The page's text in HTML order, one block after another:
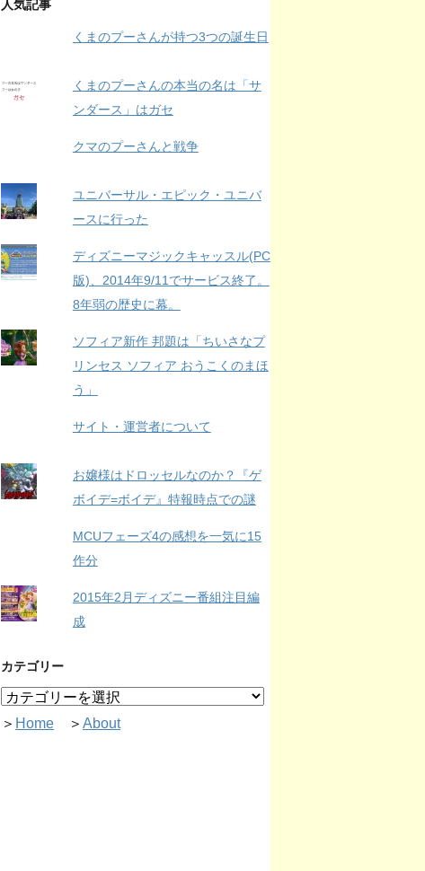
人気記事
くまのプーさんが持つ3つの誕生日
くまのプーさんの本当の名は「サ
ンダース」はガセ
クマのプーさんと戦争
ユニバーサル・エピック・ユニバ
ースに行った
ディズニーマジックキャッスル(PC
版)、2014年9/11でサービス終了。
8年弱の歴史に幕。
ソフィア新作 邦題は「ちいさなプ
リンセス ソフィア おうこくのまほ
う」
サイト・運営者について
お嬢様はドロッセルなのか？『ゲ
ボイデ=ボイデ』特報時点での謎
MCUフェーズ4の感想を一気に15
作分
2015年2月ディズニー番組注目編
成
カテゴリー
＞ Home ＞ About